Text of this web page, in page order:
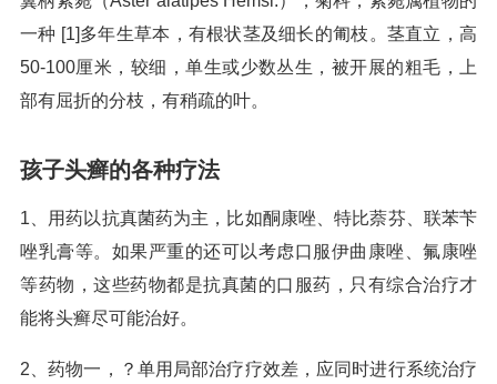
一种 [1]多年生草本，有根状茎及细长的匍枝。茎直立，高
50-100厘米，较细，单生或少数丛生，被开展的粗毛，上
部有屈折的分枝，有稍疏的叶。
孩子头癣的各种疗法
1、用药以抗真菌药为主，比如酮康唑、特比萘芬、联苯苄
唑乳膏等。如果严重的还可以考虑口服伊曲康唑、氟康唑
等药物，这些药物都是抗真菌的口服药，只有综合治疗才
能将头癣尽可能治好。
2、药物一，？单用局部治疗疗效差，应同时进行系统治疗